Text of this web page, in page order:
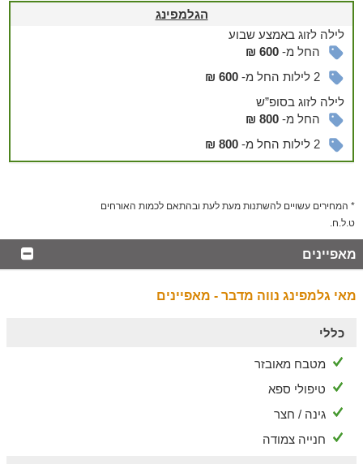
הגלמפינג
לילהלזוג באמצע שבוע
החל מ-600 ₪
2 לילות החל מ-
600 ₪
לילהלזוג בסופ”ש
החל מ-800 ₪
2 לילות החל מ-
800 ₪
* המחירים עשויים להשתנות מעת לעת ובהתאם לכמות האורחים
ט.ל.ח.
מאפיינים
מאי גלמפינג נווה מדבר - מאפיינים
כללי
מטבח מאובזר
טיפולי ספא
גינה / חצר
חנייה צמודה